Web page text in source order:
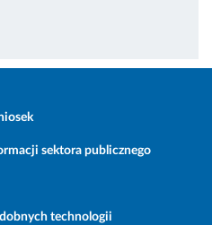
sektora publicznego
technologii